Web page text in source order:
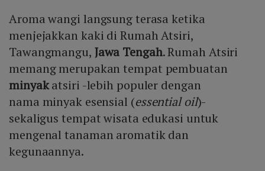
Aroma wangi langsung terasa ketika
menjejakkan kaki di Rumah Atsiri,
Tawangmangu, Jawa Tengah. Rumah Atsiri
memang merupakan tempat pembuatan
minyakatsiri -lebih populer dengan
nama minyak esensial (essential oil)-
sekaligus tempat wisata edukasi untuk
mengenal tanaman aromatik dan
kegunaannya.